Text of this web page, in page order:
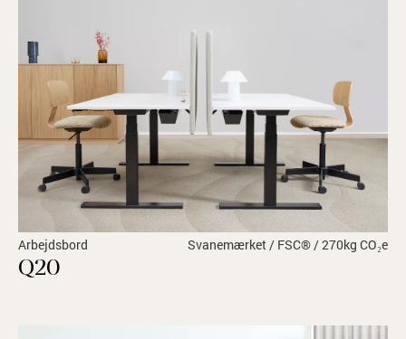
Arbejdsbord Svanemærket / FSC® / 270kg CO₂e
Q20